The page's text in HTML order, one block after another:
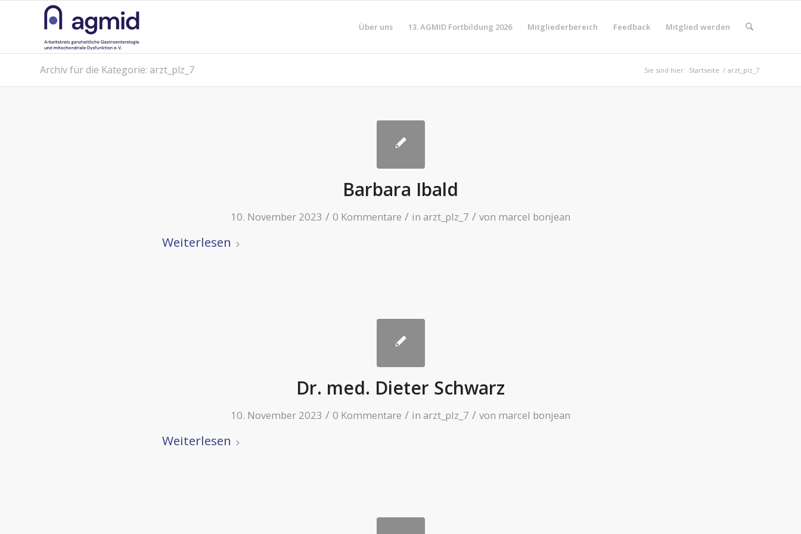
Über uns 13. AGMID Fortbildung 2026 Mitgliederbereich Feedback Mitglied werden
Archiv für die Kategorie: arzt_plz_7 Sie sind hier: Startseite / arzt_plz_7
Barbara Ibald
10. November 2023 / 0 Kommentare / in arzt_plz_7 / von marcel bonjean
Weiterlesen
Dr. med. Dieter Schwarz
10. November 2023 / 0 Kommentare / in arzt_plz_7 / von marcel bonjean
Weiterlesen